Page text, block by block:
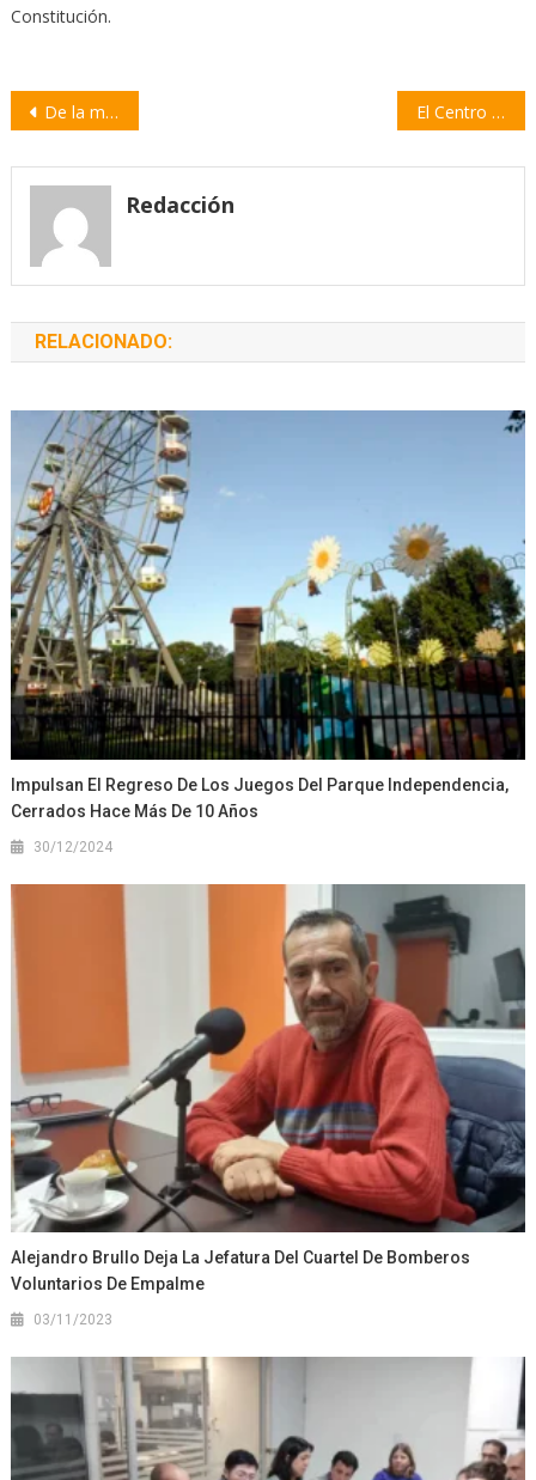
Constitución.
Navegación
entradas
De la motosierra al papel: el proyecto libertario que no resistió el debate en el Concejo El Centro de Gimnasia Villense crece y suma nuevas deportistas federadas
Redacción
RELACIONADO:
Impulsan El Regreso De Los Juegos Del Parque Independencia,
Cerrados Hace Más De 10 Años
30/12/2024
Alejandro Brullo Deja La Jefatura Del Cuartel De Bomberos
Voluntarios De Empalme
03/11/2023